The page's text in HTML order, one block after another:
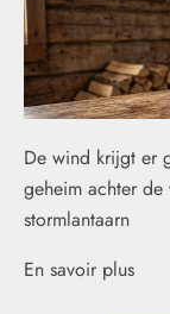
De wind krijgt er
geheim achter de
stormlantaarn
En savoir plus